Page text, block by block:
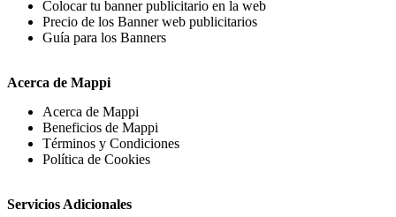
Colocar tu banner publicitario en la web
Precio de los Banner web publicitarios
Guía para los Banners
Acerca de Mappi
Acerca de Mappi
Beneficios de Mappi
Términos y Condiciones
Política de Cookies
Servicios Adicionales